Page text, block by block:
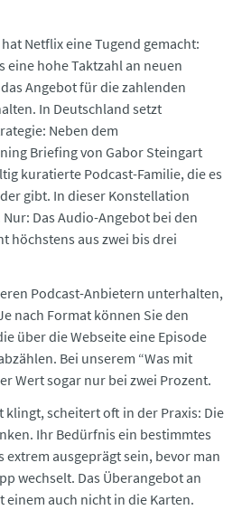
Netflix eine Tugend gemacht:
eine hohe Taktzahl an neuen
Angebot für die zahlenden
In Deutschland setzt
Neben dem
Briefing von Gabor Steingart
kuratierte Podcast-Familie, die es
gibt. In dieser Konstellation
Das Audio-Angebot bei den
höchstens aus zwei bis drei
Podcast-Anbietern unterhalten,
nach Format können Sie den
über die Webseite eine Episode
Bei unserem “Was mit
Wert sogar nur bei zwei Prozent.
klingt, scheitert oft in der Praxis: Die
Ihr Bedürfnis ein bestimmtes
extrem ausgeprägt sein, bevor man
wechselt. Das Überangebot an
einem auch nicht in die Karten.